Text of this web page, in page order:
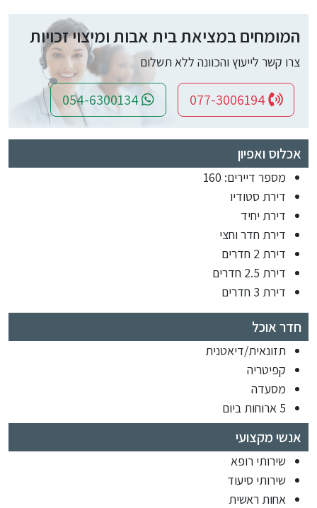
המומחים במציאת בית אבות ומיצוי זכויות
צרו קשר לייעוץ והכוונה ללא תשלום
אכלוס ואפיון
מספר דיירים: 160
דירת סטודיו
דירת יחיד
דירת חדר וחצי
דירת 2 חדרים
דירת 2.5 חדרים
דירת 3 חדרים
חדר אוכל
תזונאית/דיאטנית
קפיטריה
מסעדה
5 ארוחות ביום
אנשי מקצועי
שירותי רופא
שירותי סיעוד
אחות ראשית